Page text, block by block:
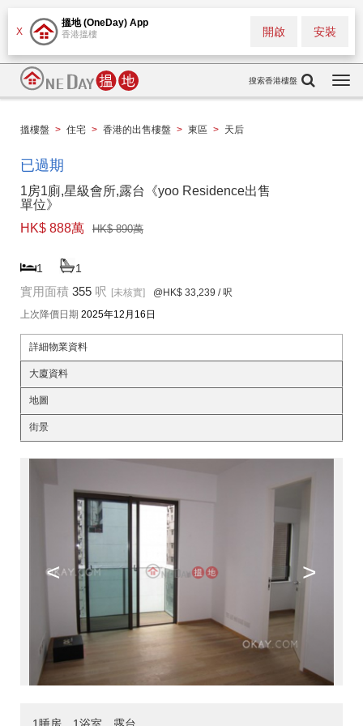
X
搵地 (OneDay) App
香港搵樓 安裝
開啟
搜索香港樓盤
搵樓盤 > 住宅 > 香港的出售樓盤 > 東區 > 天后
已過期
1房1廁,星級會所,露台《yoo Residence出售
單位》
HK$ 888萬
HK$ 890萬
1 1
實用面積 355 呎 [未核實] @HK$ 33,239 / 呎
上次降價日期 2025年12月16日
詳細物業資料
大廈資料
地圖
街景
< >